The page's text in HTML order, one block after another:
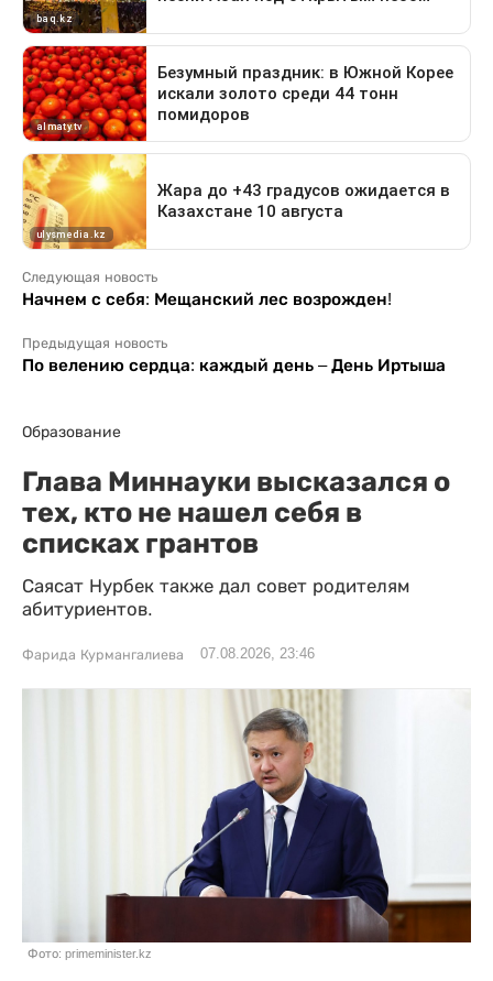
Следующая новость
Начнем с себя: Мещанский лес возрожден!
Предыдущая новость
По велению сердца: каждый день – День Иртыша
Образование
Глава Миннауки высказался о
тех, кто не нашел себя в
списках грантов
Саясат Нурбек также дал совет родителям
абитуриентов.
Фарида Курмангалиева 07.08.2026, 23:46
Фото: primeminister.kz